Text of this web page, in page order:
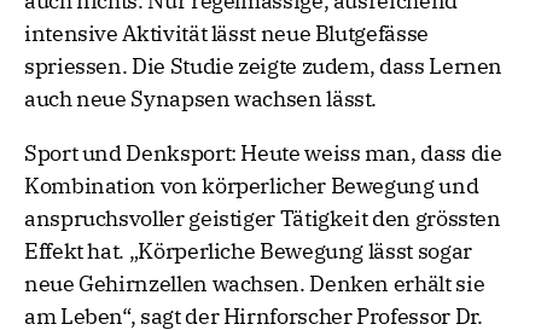
intensive Aktivität lässt neue Blutgefässe
spriessen. Die Studie zeigte zudem, dass Lernen
auch neue Synapsen wachsen lässt.
Sport und Denksport: Heute weiss man, dass die
Kombination von körperlicher Bewegung und
anspruchsvoller geistiger Tätigkeit den grössten
Effekt hat. „Körperliche Bewegung lässt sogar
neue Gehirnzellen wachsen. Denken erhält sie
am Leben“, sagt der Hirnforscher Professor Dr.